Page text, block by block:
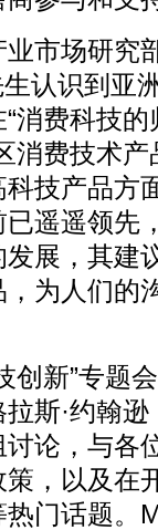
场研究
认识到亚
消费科技
消费技术
技产品方
遥遥领先
展，其建
为人们的
新”专题
斯·约翰
论，与各
，以及在
门话题。